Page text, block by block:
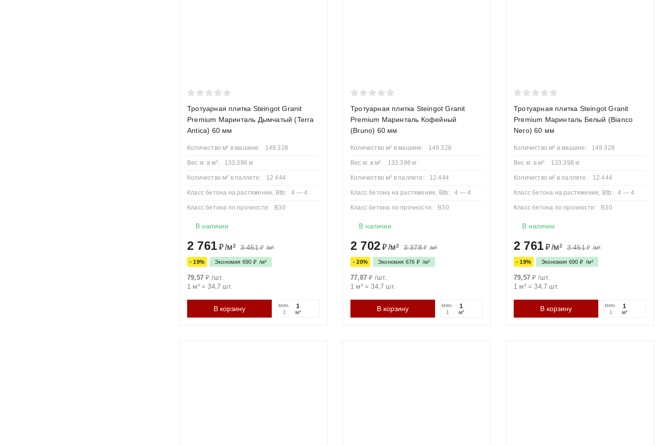
Тротуарная плитка Steingot Granit
Premium Маринталь Дымчатый (Terra
Antica) 60 мм
Количество м² в машине: 149.328
Вес кг. в м²: 133.398 кг
Количество м² в паллете: 12.444
Класс бетона на растяжение, Btb: 4 — 4
Класс бетона по прочности: B30
В наличии
2 761 ₽/м² 3 451 ₽ /м²
- 19% Экономия 690 ₽ /м²
79,57 ₽ /шт.
1 м²=34,7 шт.
В корзину
мин.
1
м²
Тротуарная плитка Steingot Granit
Premium Маринталь Кофейный
(Bruno) 60 мм
Количество м² в машине: 149.328
Вес кг. в м²: 133.398 кг
Количество м² в паллете: 12.444
Класс бетона на растяжение, Btb: 4 — 4
Класс бетона по прочности: B30
В наличии
2 702 ₽/м² 3 378 ₽ /м²
- 20% Экономия 676 ₽ /м²
77,87 ₽ /шт.
1 м²=34,7 шт.
В корзину
мин.
1
м²
Тротуарная плитка Steingot Granit
Premium Маринталь Белый (Bianco
Nero) 60 мм
Количество м² в машине: 149.328
Вес кг. в м²: 133.398 кг
Количество м² в паллете: 12.444
Класс бетона на растяжение, Btb: 4 — 4
Класс бетона по прочности: B30
В наличии
2 761 ₽/м² 3 451 ₽ /м²
- 19% Экономия 690 ₽ /м²
79,57 ₽ /шт.
1 м²=34,7 шт.
В корзину
мин.
1
м²